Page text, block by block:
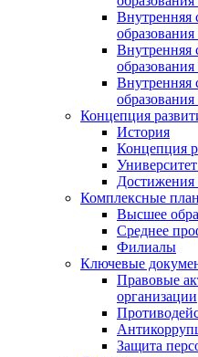
Внутренняя
Внутренняя
Внутренняя
Концепция
История
Концепция
Комплексные
Высшее
Среднее
Филиалы
Ключевые
Правовые
организации
Защита